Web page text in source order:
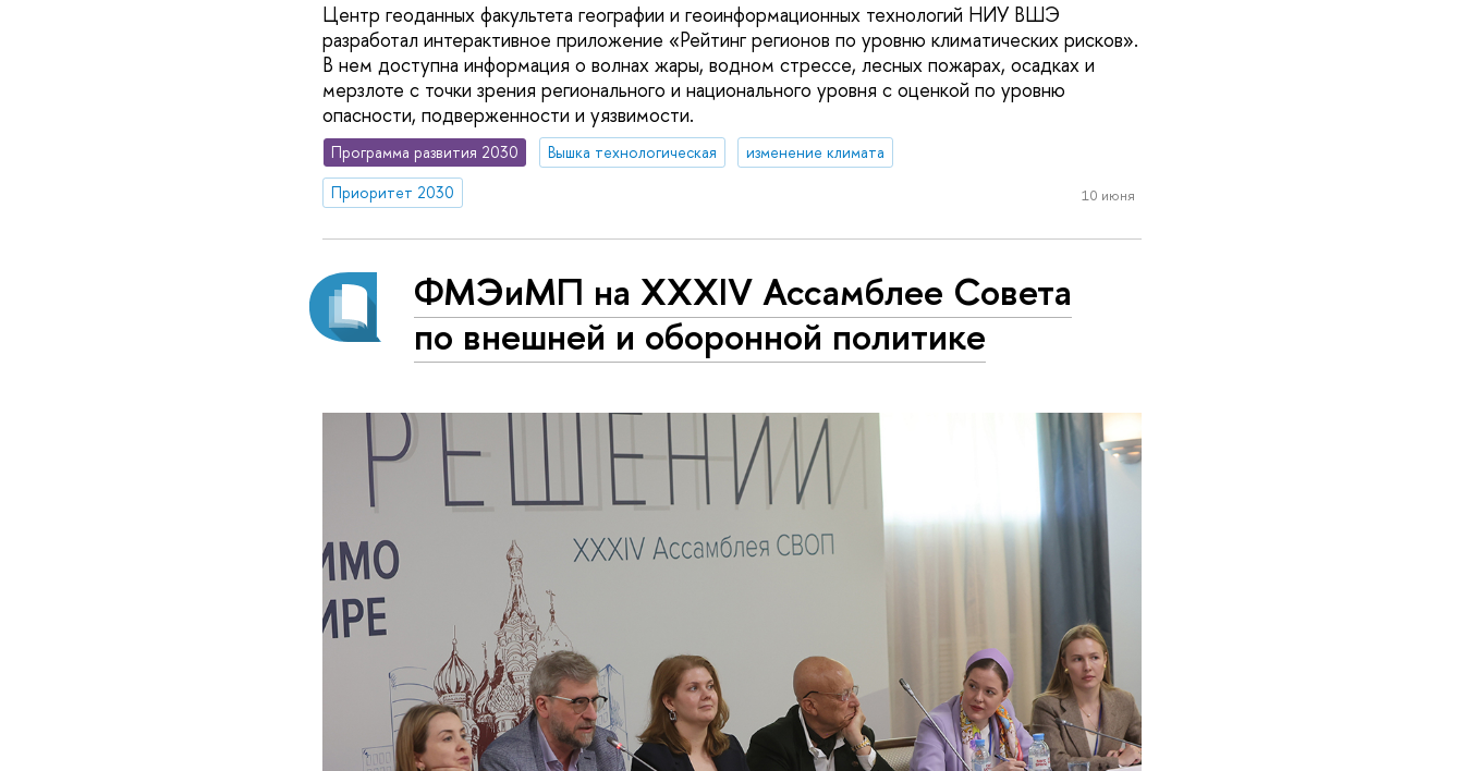
Центр геоданных факультета географии и геоинформационных технологий НИУ ВШЭ
разработал интерактивное приложение «Рейтинг регионов по уровню климатических рисков».
В нем доступна информация о волнах жары, водном стрессе, лесных пожарах, осадках и
мерзлоте с точки зрения регионального и национального уровня с оценкой по уровню
опасности, подверженности и уязвимости.
Программа развития 2030 Вышка технологическая
изменение климата
Приоритет 2030
10 июня
ФМЭиМП на XXXIV Ассамблее Совета
по внешней и оборонной политике